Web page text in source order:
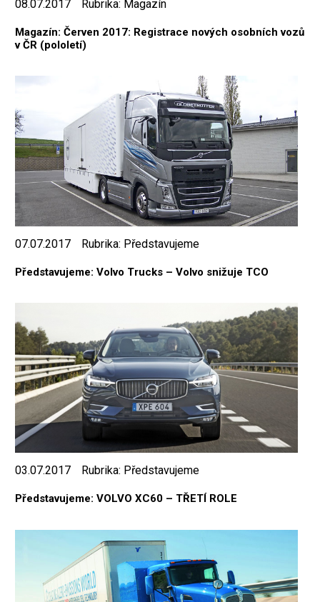
08.07.2017 Rubrika: Magazín
Magazín: Červen 2017: Registrace nových osobních vozů
v ČR (pololetí)
07.07.2017 Rubrika: Představujeme
Představujeme: Volvo Trucks – Volvo snižuje TCO
03.07.2017 Rubrika: Představujeme
Představujeme: VOLVO XC60 – TŘETÍ ROLE